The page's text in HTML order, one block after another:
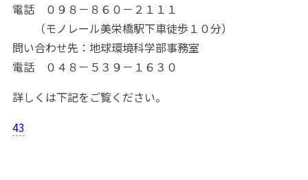
電話 ０９８－８６０－２１１１
（モノレール美栄橋駅下車徒歩１０分）
問い合わせ先：地球環境科学部事務室
電話 ０４８－５３９－１６３０
詳しくは下記をご覧ください。
43